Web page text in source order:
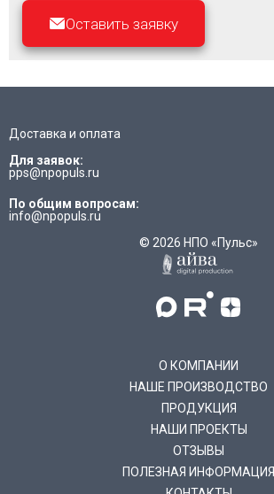
Оставить заявку
Доставка и оплата
Для заявок:
pps@npopuls.ru
По общим вопросам:
info@npopuls.ru
© 2026 НПО «Пульс»
О КОМПАНИИ
НАШЕ ПРОИЗВОДСТВО
ПРОДУКЦИЯ
НАШИ ПРОЕКТЫ
ОТЗЫВЫ
ПОЛЕЗНАЯ ИНФОРМАЦИЯ